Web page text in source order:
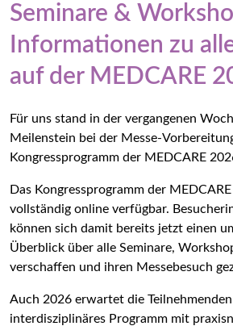
Datenschutz
Die MEDCARE – ein Kongress der
Seminare &
Informationen zu
auf der MEDCARE
Für uns stand in der vergangenen
Meilenstein bei der Messe-
Kongressprogramm der MEDCARE
Das Kongressprogramm der
vollständig online verfügbar.
können sich damit bereits jetzt einen
Überblick über alle Seminare,
verschaffen und ihren Messebesuch
Auch 2026 erwartet die
interdisziplinäres Programm mit